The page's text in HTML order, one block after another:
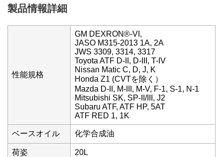
製品情報詳細
性能規格
GM DEXRON®-VI,
JASO M315-2013 1A, 2A
JWS 3309, 3314, 3317
Toyota ATF D-II, D-III, T-IV
Nissan Matic C, D, J, K
Honda Z1 (CVTを除く）
Mazda D-II, M-III, M-V, F-1, S-1, N-1
Mitsubishi SK, SP-II/III, J2
Subaru ATF, ATF HP, 5AT
ATF RED 1, 1K
ベースオイル 化学合成油
荷姿 20L